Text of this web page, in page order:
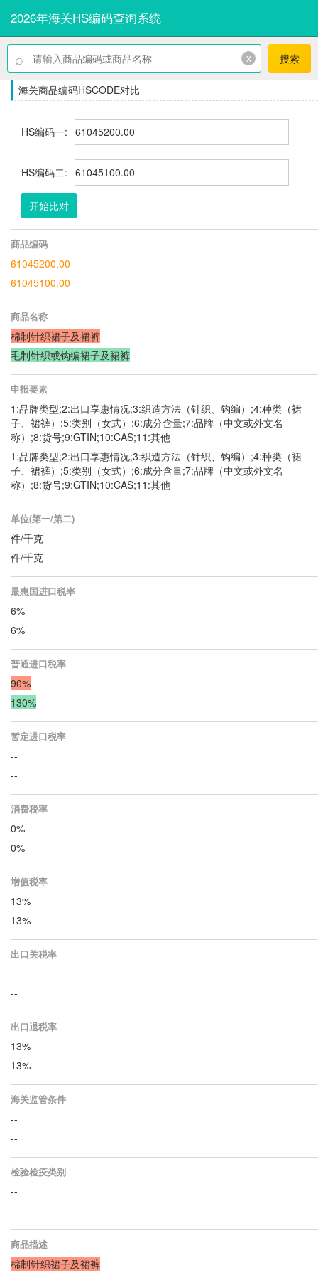
2026年海关HS编码查询系统
⌕ x 搜索
海关商品编码HSCODE对比
HS编码一:
HS编码二:
开始比对
商品编码
61045200.00
61045100.00
商品名称
棉制针织裙子及裙裤
毛制针织或钩编裙子及裙裤
申报要素
1:品牌类型;2:出口享惠情况;3:织造方法（针织、钩编）;4:种类（裙
子、裙裤）;5:类别（女式）;6:成分含量;7:品牌（中文或外文名
称）;8:货号;9:GTIN;10:CAS;11:其他
1:品牌类型;2:出口享惠情况;3:织造方法（针织、钩编）;4:种类（裙
子、裙裤）;5:类别（女式）;6:成分含量;7:品牌（中文或外文名
称）;8:货号;9:GTIN;10:CAS;11:其他
单位(第一/第二)
件/千克
件/千克
最惠国进口税率
6%
6%
普通进口税率
90%
130%
暂定进口税率
--
--
消费税率
0%
0%
增值税率
13%
13%
出口关税率
--
--
出口退税率
13%
13%
海关监管条件
--
--
检验检疫类别
--
--
商品描述
棉制针织裙子及裙裤